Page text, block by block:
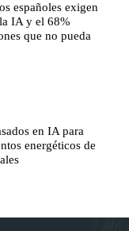
españoles exigen
IA y el 68%
que no pueda
en IA para
energéticos de